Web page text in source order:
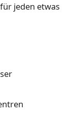
jeden etwas